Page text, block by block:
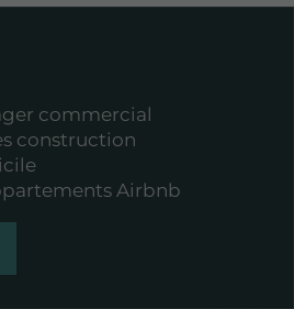
commercial
construction
Airbnb